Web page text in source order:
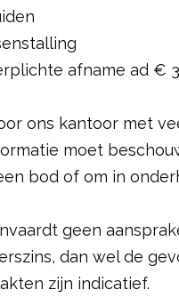
afname ad €
ons kantoor met
moet
bod of om in
geen
dan wel de
zijn indicatief.